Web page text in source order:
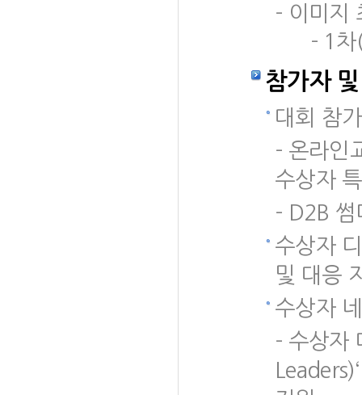
- 이미지
- 1
참가자
대회 참
- 온라인
수상자
- D2B 썸
수상자
및 대응
수상자
- 수상자